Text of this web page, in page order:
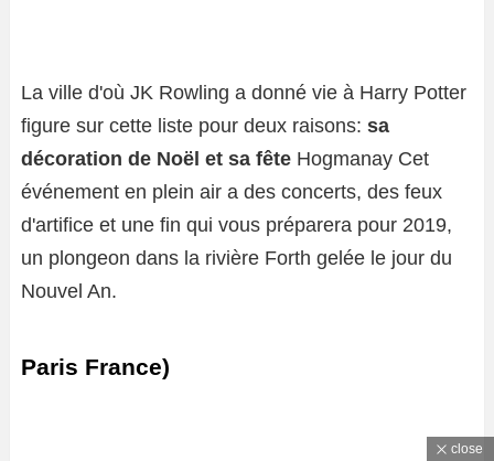
La ville d'où JK Rowling a donné vie à Harry Potter
figure sur cette liste pour deux raisons: sa
décoration de Noël et sa fête Hogmanay Cet
événement en plein air a des concerts, des feux
d'artifice et une fin qui vous préparera pour 2019,
un plongeon dans la rivière Forth gelée le jour du
Nouvel An.
Paris France)
close